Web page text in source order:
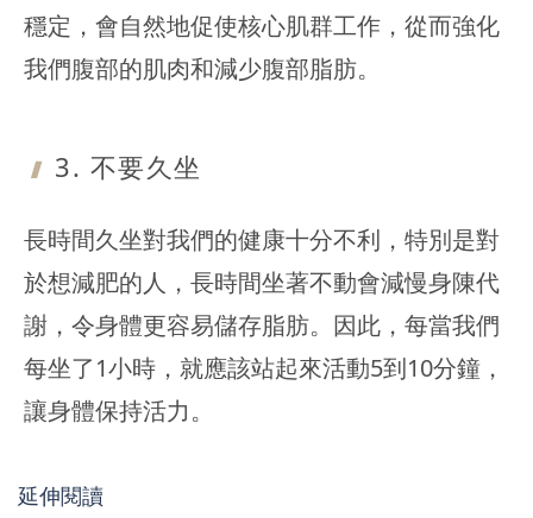
穩定，會自然地促使核心肌群工作，從而強化
我們腹部的肌肉和減少腹部脂肪。
3. 不要久坐
長時間久坐對我們的健康十分不利，特別是對
於想減肥的人，長時間坐著不動會減慢身陳代
謝，令身體更容易儲存脂肪。因此，每當我們
每坐了1小時，就應該站起來活動5到10分鐘，
讓身體保持活力。
延伸閱讀